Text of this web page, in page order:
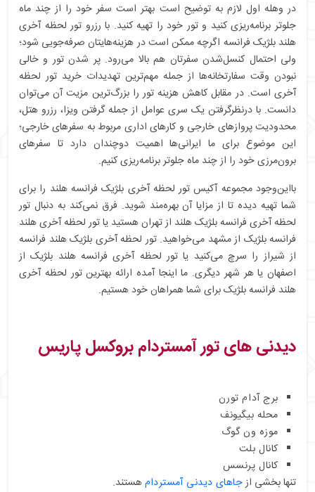
در وهله اول لازم به توضیح است بهتر است سفر خود را از چند ماه
جلوتر برنامه‌ریزی کنید و تور خود را تهیه کنید. با رزرو تور لحظه آخری
هلند بلژیک فرانسه اگرچه ممکن است در هزینه‌هایتان صرفه‌جویی شود؛
ولی احتمال کنسل‌شدن سفرتان هم بالا می‌رود. پر شدن تور و خالی
نبودن وقت سفارتخانه‌ها از جمله مهم‌ترین تهدیدات خرید تور لحظه
آخری است. در مقابل کاهش هزینه تور را بزرگ‌ترین مزیت آن می‌توان
دانست. با درنظرگرفتن یک سری عوامل از جمله گرفتن ویزا، رزرو هتل،
محدودیت پروازهای خارجی و کارهای اداری مربوط به سفرهای خارجی؛
این موضوع برای ما ایرانی‌ها اهمیت دوچندان دارد تا سفرهای
برون‌مرزی خود را از چند ماه جلوتر برنامه‌ریزی کنیم.
بااین‌وجود مجموعه آکیس تور لحظه آخری بلژیک فرانسه هلند را برای
شما تهیه دیده تا از مزایا آن بهره‌مند شوید. فرق نمی‌کند به دنبال تور
لحظه آخری فرانسه بلژیک هلند از تهران هستید یا تور لحظه آخری هلند
فرانسه بلژیک از مشهد می‌خواهید. تور لحظه آخری بلژیک هلند فرانسه
از شیراز را سرچ می‌کنید یا تور لحظه آخری فرانسه هلند بلژیک از
اصفهان یا هر شهر دیگری. ما اینجا آمده ارائه بهترین تور لحظه آخری
هلند فرانسه بلژیک برای شما همراهان خود هستیم.
دیدنی های تور آمستردام بروکسل پاریس
برج آدام تورن
محله بیگیونف
موزه ون گوگ
کانال بلت
کانال پرنسس
تنها بخشی ازجاهای دیدنی آمستردامهستند.